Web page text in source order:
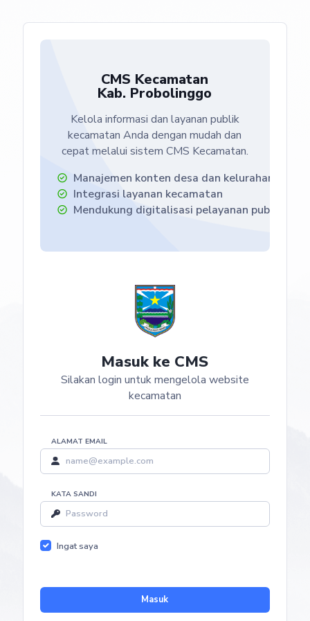
CMS Kecamatan
Kab. Probolinggo
Kelola informasi dan layanan publik
kecamatan Anda dengan mudah dan
cepat melalui sistem CMS Kecamatan.
Manajemen konten desa dan kelurahan
Integrasi layanan kecamatan
Mendukung digitalisasi pelayanan publik
Masuk ke CMS
Silakan login untuk mengelola website
kecamatan
ALAMAT EMAIL
KATA SANDI
Ingat saya
Masuk